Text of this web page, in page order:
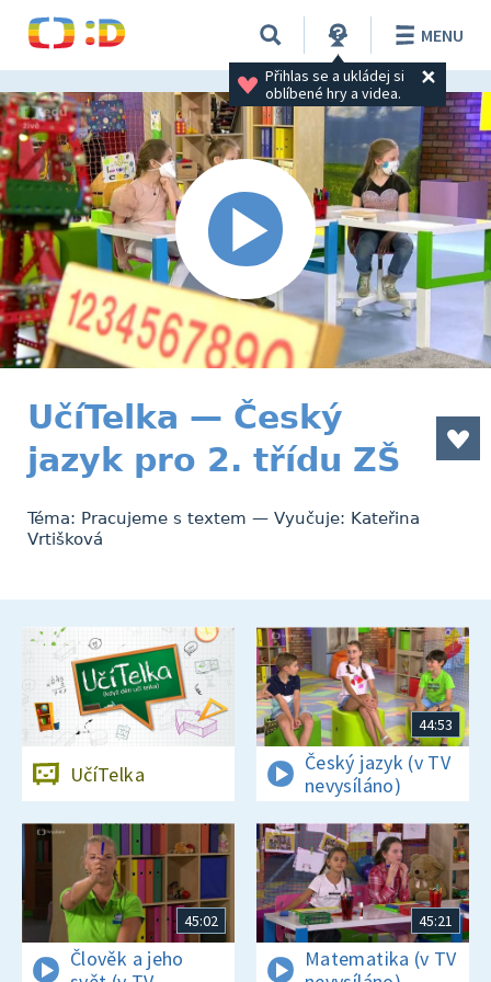
Přihlas se a ukládej si
oblíbené hry a videa.
MENU
UčíTelka — Český
jazyk pro 2. třídu ZŠ
Téma: Pracujeme s textem — Vyučuje: Kateřina
Vrtišková
UčíTelka
44:53
Český jazyk (v TV
nevysíláno)
45:02
Člověk a jeho
45:21
Matematika (v TV